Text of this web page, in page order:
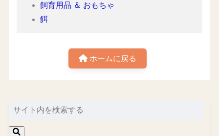
飼育用品 ＆ おもちゃ
餌
ホームに戻る